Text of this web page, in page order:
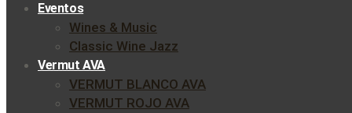
Eventos
Wines & Music
Classic Wine Jazz
Vermut AVA
VERMUT BLANCO AVA
VERMUT ROJO AVA